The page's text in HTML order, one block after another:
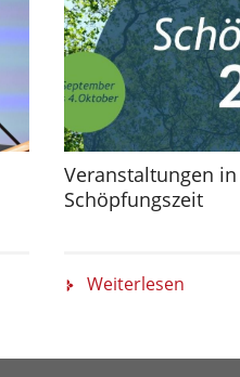
Veranstaltungen
Schöpfungszeit
Weiterlesen